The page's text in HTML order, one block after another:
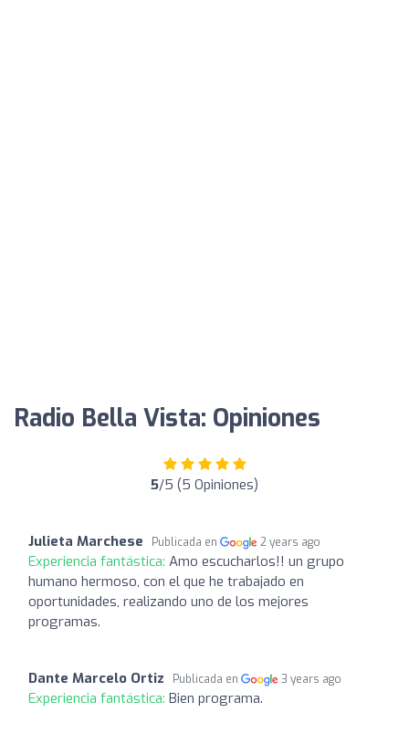
Radio Bella Vista: Opiniones
5/5 (5 Opiniones)
Julieta Marchese Publicada en 2 years ago
Experiencia fantástica: Amo escucharlos!! un grupo
humano hermoso, con el que he trabajado en
oportunidades, realizando uno de los mejores
programas.
Dante Marcelo Ortiz Publicada en 3 years ago
Experiencia fantástica: Bien programa.